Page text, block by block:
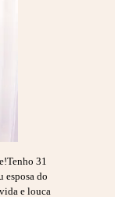
31
esposa do
e louca